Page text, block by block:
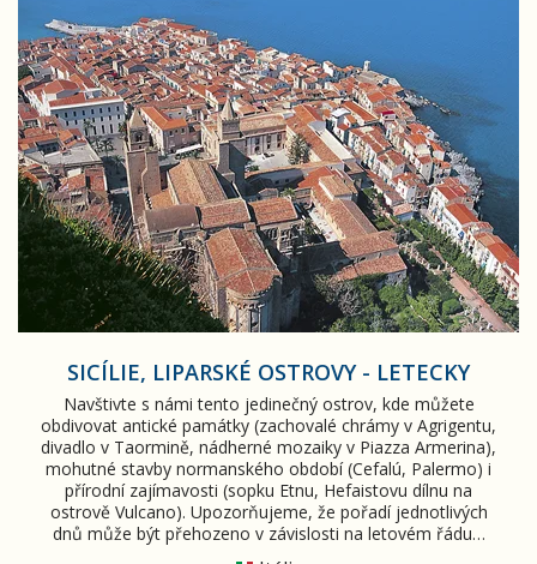
SICÍLIE, LIPARSKÉ OSTROVY - LETECKY
Navštivte s námi tento jedinečný ostrov, kde můžete
obdivovat antické památky (zachovalé chrámy v Agrigentu,
divadlo v Taormině, nádherné mozaiky v Piazza Armerina),
mohutné stavby normanského období (Cefalú, Palermo) i
přírodní zajímavosti (sopku Etnu, Hefaistovu dílnu na
ostrově Vulcano). Upozorňujeme, že pořadí jednotlivých
dnů může být přehozeno v závislosti na letovém řádu…